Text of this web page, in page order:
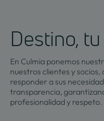
Destino,
En Culmia ponemos
nuestros clientes y
responder a sus
transparencia,
profesionalidad y respeto.